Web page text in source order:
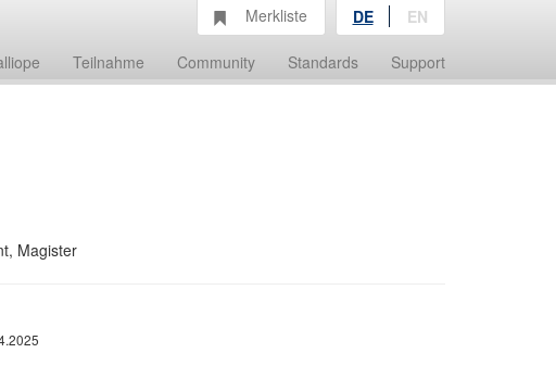
Teilnahme Community Standards Support
Merkliste DE EN
Magister